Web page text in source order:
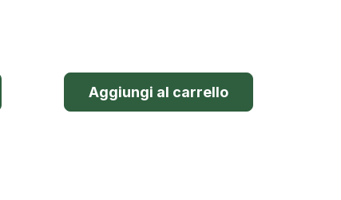
Aggiungi al carrello